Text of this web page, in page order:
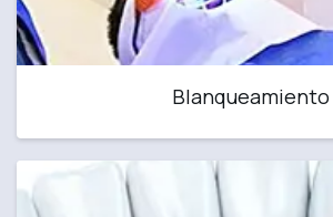
Blanqueamiento